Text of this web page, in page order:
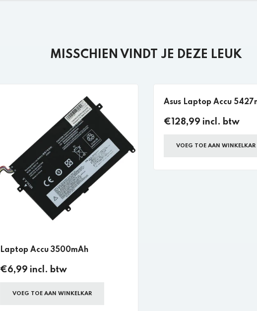
MISSCHIEN VINDT JE DEZE LEUK
Laptop Accu 3500mAh
€6,99 incl. btw
VOEG TOE AAN WINKELKAR
Asus Laptop Accu
€128,99 incl. btw
VOEG TOE AAN WINKELKAR